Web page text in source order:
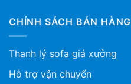
CHÍNH SÁCH BÁN HÀNG
Thanh lý sofa giá xưởng
Hỗ trợ vận chuyển